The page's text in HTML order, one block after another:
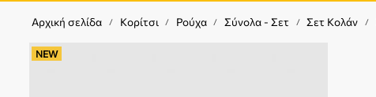
Αρχική σελίδα / Κορίτσι / Ρούχα / Σύνολα - Σετ / Σετ Κολάν /
NEW